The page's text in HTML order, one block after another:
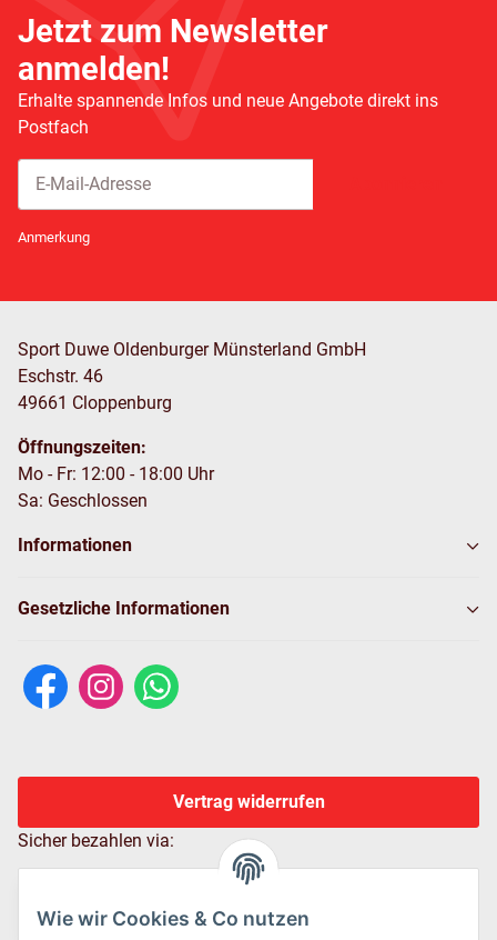
Wie wir Cookies & Co nutzen
Jetzt zum Newsletter
anmelden!
Erhalte spannende Infos und neue Angebote direkt ins
Postfach
Anmerkung
Sport Duwe Oldenburger Münsterland GmbH
Eschstr. 46
49661 Cloppenburg
Öffnungszeiten:
Mo - Fr: 12:00 - 18:00 Uhr
Sa: Geschlossen
Informationen
Gesetzliche Informationen
Vertrag widerrufen
Sicher bezahlen via: